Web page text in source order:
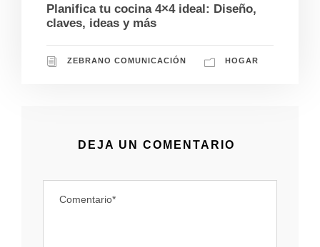
Planifica tu cocina 4×4 ideal: Diseño,
claves, ideas y más
ZEBRANO COMUNICACIÓN HOGAR
DEJA UN COMENTARIO